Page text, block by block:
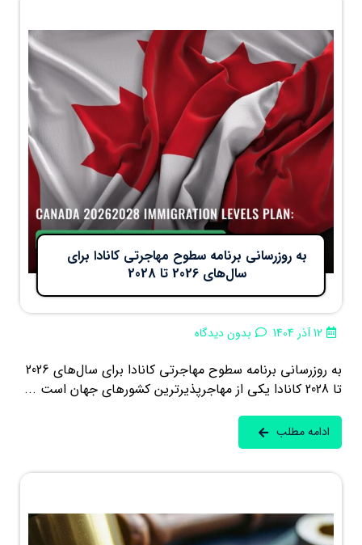
به روزرسانی برنامه سطوح مهاجرتی کانادا برای
سال‌های 2026 تا 2028
12 آذر 1404 بدون دیدگاه
به روزرسانی برنامه سطوح مهاجرتی کانادا برای سال‌های 2026
تا 2028 کانادا یکی از مهاجرپذیرترین کشورهای جهان است ...
ادامه مطلب